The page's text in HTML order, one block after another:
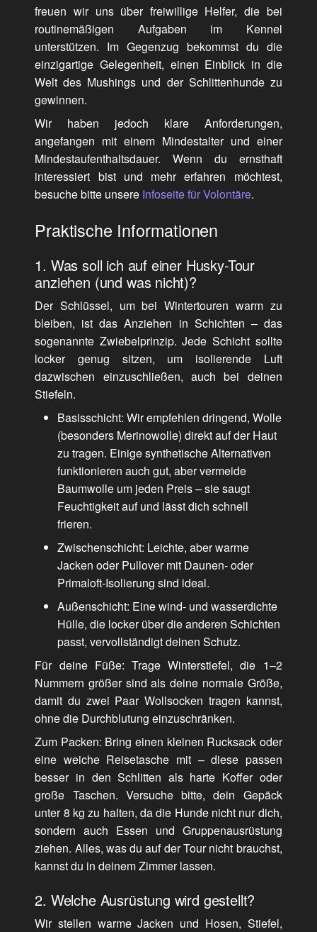
freuen wir uns über freiwillige Helfer, die bei
routinemäßigen Aufgaben im Kennel
unterstützen. Im Gegenzug bekommst du die
einzigartige Gelegenheit, einen Einblick in die
Welt des Mushings und der Schlittenhunde zu
gewinnen.
Wir haben jedoch klare Anforderungen,
angefangen mit einem Mindestalter und einer
Mindestaufenthaltsdauer. Wenn du ernsthaft
interessiert bist und mehr erfahren möchtest,
besuche bitte unsere Infoseite für Volontäre.
Praktische Informationen
1. Was soll ich auf einer Husky-Tour
anziehen (und was nicht)?
Der Schlüssel, um bei Wintertouren warm zu
bleiben, ist das Anziehen in Schichten – das
sogenannte Zwiebelprinzip. Jede Schicht sollte
locker genug sitzen, um isolierende Luft
dazwischen einzuschließen, auch bei deinen
Stiefeln.
Basisschicht: Wir empfehlen dringend, Wolle
(besonders Merinowolle) direkt auf der Haut
zu tragen. Einige synthetische Alternativen
funktionieren auch gut, aber vermeide
Baumwolle um jeden Preis – sie saugt
Feuchtigkeit auf und lässt dich schnell
frieren.
Zwischenschicht: Leichte, aber warme
Jacken oder Pullover mit Daunen- oder
Primaloft-Isolierung sind ideal.
Außenschicht: Eine wind- und wasserdichte
Hülle, die locker über die anderen Schichten
passt, vervollständigt deinen Schutz.
Für deine Füße: Trage Winterstiefel, die 1–2
Nummern größer sind als deine normale Größe,
damit du zwei Paar Wollsocken tragen kannst,
ohne die Durchblutung einzuschränken.
Zum Packen: Bring einen kleinen Rucksack oder
eine weiche Reisetasche mit – diese passen
besser in den Schlitten als harte Koffer oder
große Taschen. Versuche bitte, dein Gepäck
unter 8 kg zu halten, da die Hunde nicht nur dich,
sondern auch Essen und Gruppenausrüstung
ziehen. Alles, was du auf der Tour nicht brauchst,
kannst du in deinem Zimmer lassen.
2. Welche Ausrüstung wird gestellt?
Wir stellen warme Jacken und Hosen, Stiefel,